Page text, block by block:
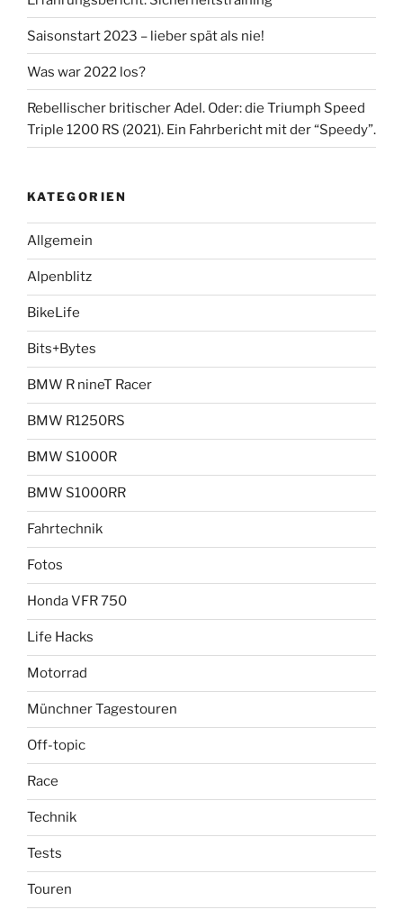
Saisonstart 2023 – lieber spät als nie!
Was war 2022 los?
Rebellischer britischer Adel. Oder: die Triumph Speed
Triple 1200 RS (2021). Ein Fahrbericht mit der “Speedy”.
KATEGORIEN
Allgemein
Alpenblitz
BikeLife
Bits+Bytes
BMW R nineT Racer
BMW R1250RS
BMW S1000R
BMW S1000RR
Fahrtechnik
Fotos
Honda VFR 750
Life Hacks
Motorrad
Münchner Tagestouren
Off-topic
Race
Technik
Tests
Touren